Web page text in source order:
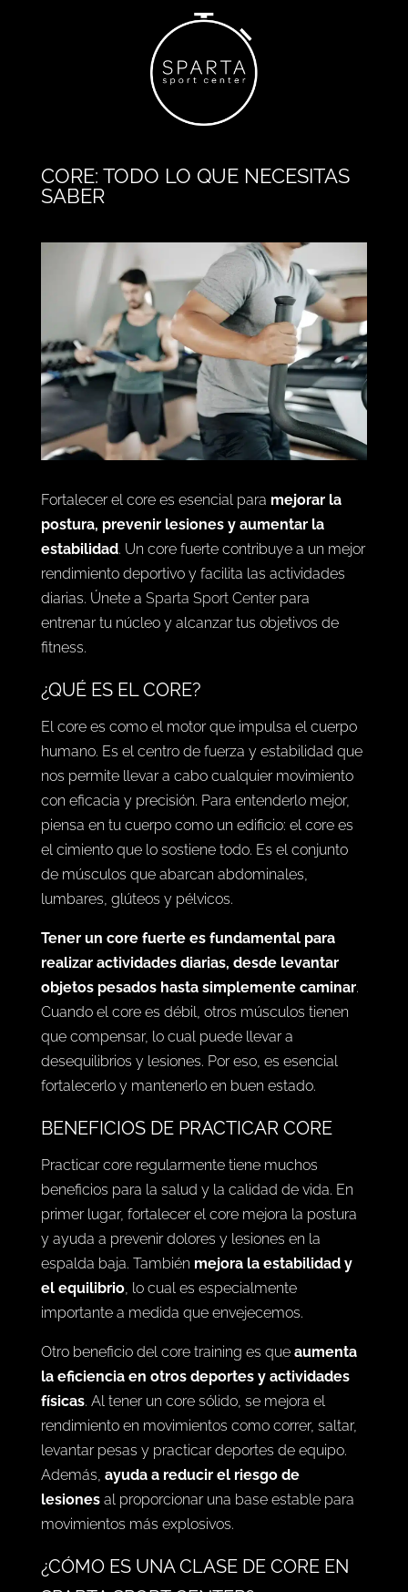
CORE: TODO LO QUE NECESITAS
SABER
Fortalecer el core es esencial para mejorar la
postura, prevenir lesiones y aumentar la
estabilidad. Un core fuerte contribuye a un mejor
rendimiento deportivo y facilita las actividades
diarias. Únete a Sparta Sport Centerpara
entrenar tu núcleo y alcanzar tus objetivos de
fitness.
¿QUÉ ES EL CORE?
El core es como el motor que impulsa el cuerpo
humano. Es el centro de fuerza y estabilidad que
nos permite llevar a cabo cualquier movimiento
con eficacia y precisión. Para entenderlo mejor,
piensa en tu cuerpo como un edificio: el core es
el cimiento que lo sostiene todo. Es el conjunto
de músculos que abarcan abdominales,
lumbares, glúteos y pélvicos.
Tener un core fuerte es fundamental para
realizar actividades diarias, desde levantar
objetos pesados hasta simplemente caminar.
Cuando el core es débil, otros músculos tienen
que compensar, lo cual puede llevar a
desequilibrios y lesiones. Por eso, es esencial
fortalecerlo y mantenerlo en buen estado.
BENEFICIOS DE PRACTICAR CORE
Practicar core regularmente tiene muchos
beneficios para la salud y la calidad de vida. En
primer lugar, fortalecer el core mejora la postura
y ayuda a prevenir dolores y lesiones en la
espalda baja. También mejora la estabilidad y
el equilibrio, lo cual es especialmente
importante a medida que envejecemos.
Otro beneficio del core training es que aumenta
la eficiencia en otros deportes y actividades
físicas. Al tener un core sólido, se mejora el
rendimiento en movimientos como correr, saltar,
levantar pesas y practicar deportes de equipo.
Además, ayuda a reducir el riesgo de
lesionesal proporcionar una base estable para
movimientos más explosivos.
¿CÓMO ES UNA CLASE DE CORE EN